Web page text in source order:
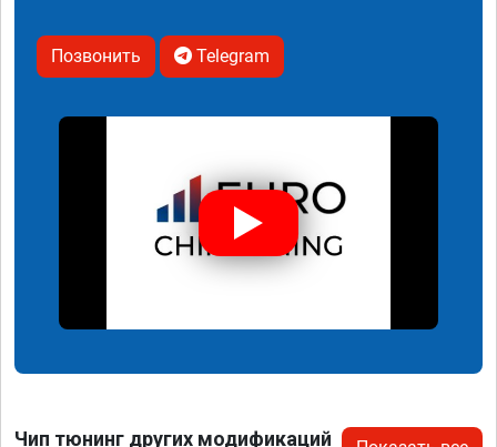
Позвонить Telegram
Чип тюнинг других модификаций